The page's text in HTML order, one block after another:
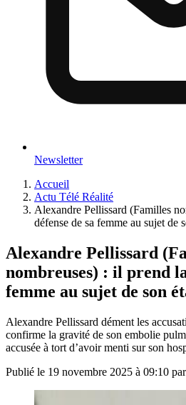
Newsletter
Accueil
Actu Télé Réalité
Alexandre Pellissard (Familles
défense de sa femme au sujet de
Alexandre Pellissard
nombreuses) : il prend
femme au sujet de son
Alexandre Pellissard dément les
confirme la gravité de son embolie
accusée à tort d’avoir menti sur son
Publié le 19 novembre 2025 à 09:10 par